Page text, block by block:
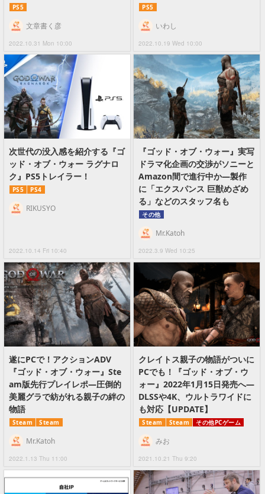
PS5
2022.10.31 Mon 10:00
文章書く彦
PS5
2022.10.19 Wed 10:00
いわし
次世代の没入感を紹介する『ゴ
ッド・オブ・ウォー ラグナロ
ク』PS5トレイラー！
PS5 PS4
2022.10.14 Fri 10:40
RIKUSYO
『ゴッド・オブ・ウォー』実写
ドラマ化企画の交渉がソニーと
Amazon間で進行中か―製作
に「エクスパンス 巨獣めざめ
る」などのスタッフ名も
その他
2022.3.9 Wed 10:25
Mr.Katoh
遂にPCで！アクションADV
『ゴッド・オブ・ウォー』Ste
am版先行プレイレポ―圧倒的
美麗グラで紡がれる親子の絆の
物語
Steam Steam
2022.1.13 Thu 11:00
Mr.Katoh
クレイトス親子の物語がついに
PCでも！『ゴッド・オブ・ウ
ォー』2022年1月15日発売へ―
DLSSや4K、ウルトラワイドに
も対応【UPDATE】
Steam Steam その他PCゲーム
2021.10.21 Thu 9:20
みお